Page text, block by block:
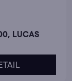
LUCAS